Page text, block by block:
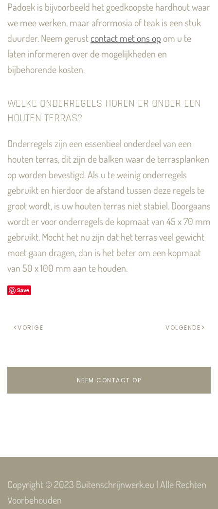
Padoek is bijvoorbeeld het goedkoopste hardhout waar
we mee werken, maar afrormosia of teak is een stuk
duurder. Neem gerustcontact met ons op om u te
laten informeren over de mogelijkheden en
bijbehorende kosten.
WELKE ONDERREGELS HOREN ER ONDER EEN
HOUTEN TERRAS?
Onderregels zijn een essentieel onderdeel van een
houten terras, dit zijn de balken waar de terrasplanken
op worden bevestigd. Als u te weinig onderregels
gebruikt en hierdoor de afstand tussen deze regels te
groot wordt, is uw houten terras niet stabiel. Doorgaans
wordt er voor onderregels de kopmaat van 45 x 70 mm
gebruikt. Mocht het nu zijn dat het terras veel gewicht
moet gaan dragen, dan is het beter om een kopmaat
van 50 x 100 mm aan te houden.
Save
VORIGE VOLGENDE
NEEM CONTACT OP
Copyright © 2023 Buitenschrijnwerk.eu | Alle Rechten
Voorbehouden